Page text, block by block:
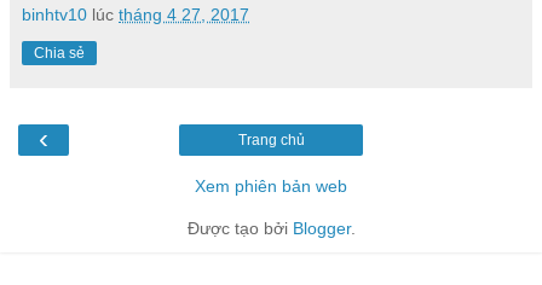
binhtv10 lúc tháng 4 27, 2017
Chia sẻ
‹ Trang chủ
Xem phiên bản web
Được tạo bởi Blogger.